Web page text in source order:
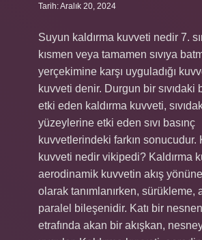
Tarih: Aralık 20, 2024
Suyun kaldırma kuvveti nedir 7.
kısmen veya tamamen sıvıya
yerçekimine karşı uyguladığı
kuvveti denir. Durgun bir sıvıdaki
etki eden kaldırma kuvveti,
yüzeylerine etki eden sıvı basınç
kuvvetlerindeki farkın sonucudur.
kuvveti nedir vikipedi? Kaldırma
aerodinamik kuvvetin akış
olarak tanımlanırken, sürükleme,
paralel bileşenidir. Katı bir
etrafında akan bir akışkan,